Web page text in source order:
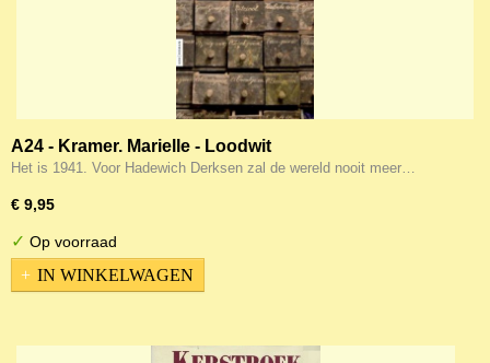
A24 - Kramer. Marielle - Loodwit
Het is 1941. Voor Hadewich Derksen zal de wereld nooit meer…
€ 9,95
✓ Op voorraad
IN WINKELWAGEN